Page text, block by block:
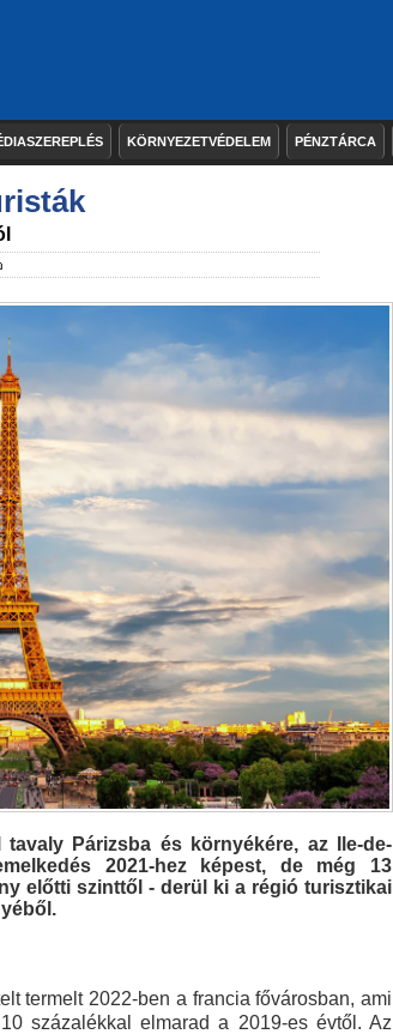
KÖRNYEZETVÉDELEM PÉNZTÁRCA
Párizsba és környékére, az Ile-de-
2021-hez képest, de még 13
előtti szinttől - derül ki a régió turisztikai
termelt 2022-ben a francia fővárosban, ami
százalékkal elmarad a 2019-es évtől. Az